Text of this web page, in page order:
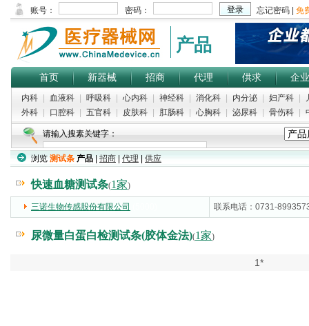
产品
首页 新器械 招商 代理 供求 企业
内科 血液科 呼吸科 心内科 神经科 消化科 内分泌 妇产科
外科
口腔科 五官科 皮肤科 肛肠科 心胸科 泌尿科 骨伤科
请输入搜素关键字：
浏览 测试条 产品 招商 代理 供应
快速血糖测试条(1家)
三诺生物传感股份有限公司 联系电话：0731-
尿微量白蛋白检测试条(胶体金法)(1家)
1*